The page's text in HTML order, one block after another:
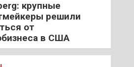
крупные
решили
от
в США